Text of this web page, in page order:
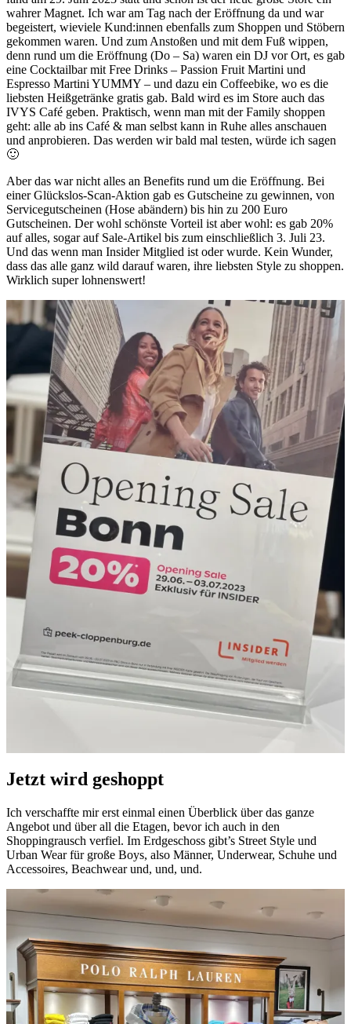
wahrer Magnet. Ich war am Tag nach der Eröffnung da und war
begeistert, wieviele Kund:innen ebenfalls zum Shoppen und Stöbern
gekommen waren. Und zum Anstoßen und mit dem Fuß wippen,
denn rund um die Eröffnung (Do – Sa) waren ein DJ vor Ort, es gab
eine Cocktailbar mit Free Drinks – Passion Fruit Martini und
Espresso Martini YUMMY – und dazu ein Coffeebike, wo es die
liebsten Heißgetränke gratis gab. Bald wird es im Store auch das
IVYS Café geben. Praktisch, wenn man mit der Family shoppen
geht: alle ab ins Café & man selbst kann in Ruhe alles anschauen
und anprobieren. Das werden wir bald mal testen, würde ich sagen
🙂
Aber das war nicht alles an Benefits rund um die Eröffnung. Bei
einer Glückslos-Scan-Aktion gab es Gutscheine zu gewinnen, von
Servicegutscheinen (Hose abändern) bis hin zu 200 Euro
Gutscheinen. Der wohl schönste Vorteil ist aber wohl: es gab 20%
auf alles, sogar auf Sale-Artikel bis zum einschließlich 3. Juli 23.
Und das wenn man Insider Mitglied ist oder wurde. Kein Wunder,
dass das alle ganz wild darauf waren, ihre liebsten Style zu shoppen.
Wirklich super lohnenswert!
Jetzt wird geshoppt
Ich verschaffte mir erst einmal einen Überblick über das ganze
Angebot und über all die Etagen, bevor ich auch in den
Shoppingrausch verfiel. Im Erdgeschoss gibt’s Street Style und
Urban Wear für große Boys, also Männer, Underwear, Schuhe und
Accessoires, Beachwear und, und, und.